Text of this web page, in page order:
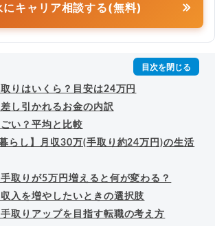
にキャリア相談する(無料)
りはいくら？目安は24万円
し引かれるお金の内訳
い？平均と比較
らし】月収30万(手取り約24万円)の生活
取りが5万円増えると何が変わる？
入を増やしたいときの選択肢
取りアップを目指す転職の考え方